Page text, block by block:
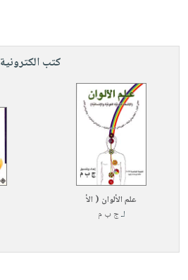
كتب الكترونية
علم الألوان ( الأ
لـج ب م